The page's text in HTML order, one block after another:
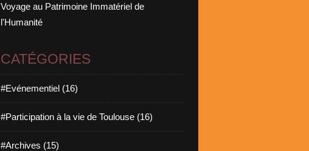
Voyage au Patrimoine Immatériel de
l'Humanité
CATÉGORIES
#Evénementiel (16)
#Participation à la vie de Toulouse (16)
#Archives (15)